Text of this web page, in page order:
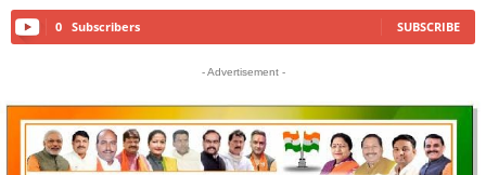
0 Subscribers SUBSCRIBE
- Advertisement -